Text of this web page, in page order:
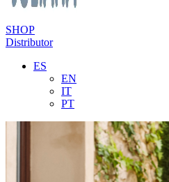
SHOP
Distributor
ES
EN
IT
PT